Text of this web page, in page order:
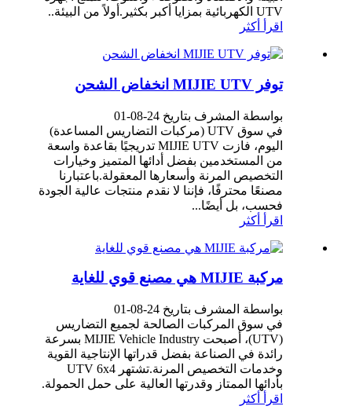
UTV الكهربائية بمزايا أكبر بكثير.أولاً من البيئة..
اقرأ أكثر
توفر MIJIE UTV انخفاض الشحن
بواسطة المشرف بتاريخ 24-08-01
في سوق UTV (مركبات التضاريس المساعدة)
اليوم، فازت MIJIE UTV تدريجيًا بقاعدة واسعة
من المستخدمين بفضل أدائها المتميز وخيارات
التخصيص المرنة وأسعارها المعقولة.باعتبارنا
مصنعًا محترفًا، فإننا لا نقدم منتجات عالية الجودة
فحسب، بل أيضًا...
اقرأ أكثر
مركبة MIJIE هي مصنع قوي للغاية
بواسطة المشرف بتاريخ 24-08-01
في سوق المركبات الصالحة لجميع التضاريس
(UTV)، أصبحت MIJIE Vehicle Industry بسرعة
رائدة في الصناعة بفضل قدراتها الإنتاجية القوية
وخدمات التخصيص المرنة.تشتهر UTV 6x4
بأدائها الممتاز وقدرتها العالية على حمل الحمولة.
اقرأ أكثر